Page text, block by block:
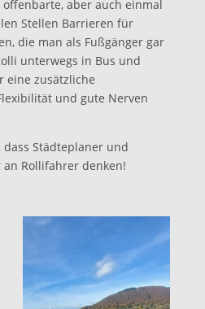
aber auch einmal
Stellen Barrieren für
die man als Fußgänger gar
unterwegs in Bus und
eine zusätzliche
und gute Nerven
Städteplaner und
Rollifahrer denken!